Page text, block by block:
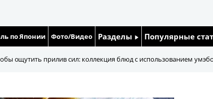
по Японии Фото/Видео Разделы
Люди
Популярные
Японский язык
ощутить прилив сил: коллекция блюд с использованием